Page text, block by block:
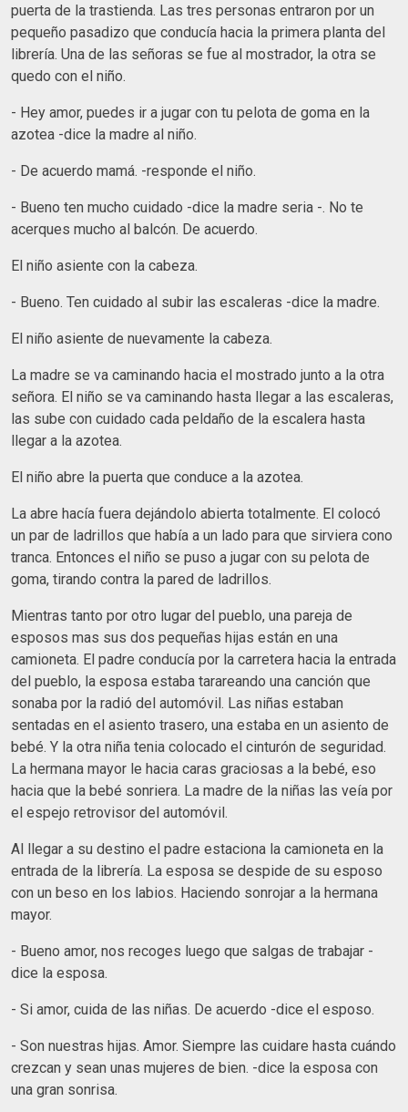
puerta de la trastienda. Las tres personas entraron por un
pequeño pasadizo que conducía hacia la primera planta del
librería. Una de las señoras se fue al mostrador, la otra se
quedo con el niño.
- Hey amor, puedes ir a jugar con tu pelota de goma en la
azotea -dice la madre al niño.
- De acuerdo mamá. -responde el niño.
- Bueno ten mucho cuidado -dice la madre seria -. No te
acerques mucho al balcón. De acuerdo.
El niño asiente con la cabeza.
- Bueno. Ten cuidado al subir las escaleras -dice la madre.
El niño asiente de nuevamente la cabeza.
La madre se va caminando hacia el mostrado junto a la otra
señora. El niño se va caminando hasta llegar a las escaleras,
las sube con cuidado cada peldaño de la escalera hasta
llegar a la azotea.
El niño abre la puerta que conduce a la azotea.
La abre hacía fuera dejándolo abierta totalmente. El colocó
un par de ladrillos que había a un lado para que sirviera cono
tranca. Entonces el niño se puso a jugar con su pelota de
goma, tirando contra la pared de ladrillos.
Mientras tanto por otro lugar del pueblo, una pareja de
esposos mas sus dos pequeñas hijas están en una
camioneta. El padre conducía por la carretera hacia la entrada
del pueblo, la esposa estaba tarareando una canción que
sonaba por la radió del automóvil. Las niñas estaban
sentadas en el asiento trasero, una estaba en un asiento de
bebé. Y la otra niña tenia colocado el cinturón de seguridad.
La hermana mayor le hacia caras graciosas a la bebé, eso
hacia que la bebé sonriera. La madre de la niñas las veía por
el espejo retrovisor del automóvil.
Al llegar a su destino el padre estaciona la camioneta en la
entrada de la librería. La esposa se despide de su esposo
con un beso en los labios. Haciendo sonrojar a la hermana
mayor.
- Bueno amor, nos recoges luego que salgas de trabajar -
dice la esposa.
- Si amor, cuida de las niñas. De acuerdo -dice el esposo.
- Son nuestras hijas. Amor. Siempre las cuidare hasta cuándo
crezcan y sean unas mujeres de bien. -dice la esposa con
una gran sonrisa.